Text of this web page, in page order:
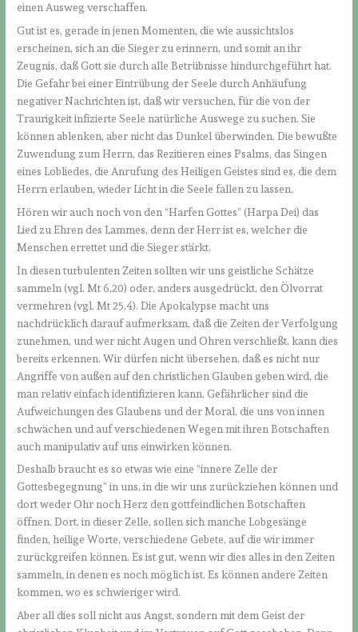
einen Ausweg verschaffen.
Gut ist es, gerade in jenen Momenten, die wie aussichtslos
erscheinen, sich an die Sieger zu erinnern, und somit an ihr
Zeugnis, daß Gott sie durch alle Betrübnisse hindurchgeführt hat.
Die Gefahr bei einer Eintrübung der Seele durch Anhäufung
negativer Nachrichten ist, daß wir versuchen, für die von der
Traurigkeit infizierte Seele natürliche Auswege zu suchen. Sie
können ablenken, aber nicht das Dunkel überwinden. Die bewußte
Zuwendung zum Herrn, das Rezitieren eines Psalms, das Singen
eines Lobliedes, die Anrufung des Heiligen Geistes sind es, die dem
Herrn erlauben, wieder Licht in die Seele fallen zu lassen.
Hören wir auch noch von den “Harfen Gottes” (Harpa Dei) das
Lied zu Ehren des Lammes, denn der Herr ist es, welcher die
Menschen errettet und die Sieger stärkt.
In diesen turbulenten Zeiten sollten wir uns geistliche Schätze
sammeln (vgl. Mt 6,20) oder, anders ausgedrückt, den Ölvorrat
vermehren (vgl. Mt 25,4). Die Apokalypse macht uns
nachdrücklich darauf aufmerksam, daß die Zeiten der Verfolgung
zunehmen, und wer nicht Augen und Ohren verschließt, kann dies
bereits erkennen. Wir dürfen nicht übersehen, daß es nicht nur
Angriffe von außen auf den christlichen Glauben geben wird, die
man relativ einfach identifizieren kann. Gefährlicher sind die
Aufweichungen des Glaubens und der Moral, die uns von innen
schwächen und auf verschiedenen Wegen mit ihren Botschaften
auch manipulativ auf uns einwirken können.
Deshalb braucht es so etwas wie eine “innere Zelle der
Gottesbegegnung” in uns, in die wir uns zurückziehen können und
dort weder Ohr noch Herz den gottfeindlichen Botschaften
öffnen. Dort, in dieser Zelle, sollen sich manche Lobgesänge
finden, heilige Worte, verschiedene Gebete, auf die wir immer
zurückgreifen können. Es ist gut, wenn wir dies alles in den Zeiten
sammeln, in denen es noch möglich ist. Es können andere Zeiten
kommen, wo es schwieriger wird.
Aber all dies soll nicht aus Angst, sondern mit dem Geist der